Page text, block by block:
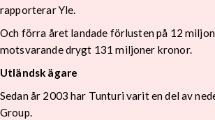
rapporterar Yle.
Och förra året landade förlusten på 12
motsvarande drygt 131 miljoner kronor.
Utländsk ägare
Sedan år 2003 har Tunturi varit en del av
Group.